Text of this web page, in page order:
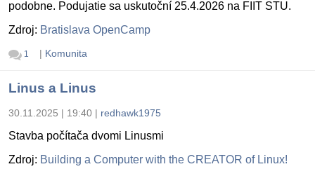
podobne. Podujatie sa uskutoční 25.4.2026 na FIIT STU.
Zdroj: Bratislava OpenCamp
1 | Komunita
Linus a Linus
30.11.2025 | 19:40 | redhawk1975
Stavba počítača dvomi Linusmi
Zdroj: Building a Computer with the CREATOR of Linux!